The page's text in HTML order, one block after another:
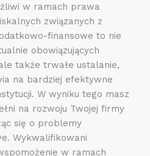
w ramach prawa
związanych z
finansowe to nie
obowiązujących
także trwałe ustalanie,
na bardziej efektywne
W wyniku tego masz
na rozwoju Twojej firmy
się o problemy
Wykwalifikowani
w ramach